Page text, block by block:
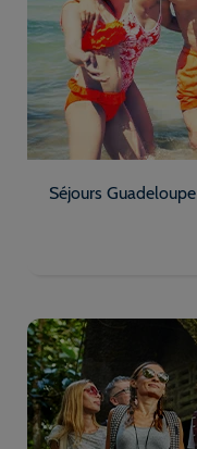
Séjours Guadeloupe